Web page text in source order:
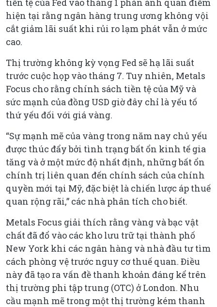
hiện tại rằng ngân hàng trung ương không vội
cắt giảm lãi suất khi rủi ro lạm phát vẫn ở mức
cao.
Thị trường không kỳ vọng Fed sẽ hạ lãi suất
trước cuộc họp vào tháng 7. Tuy nhiên, Metals
Focus cho rằng chính sách tiền tệ của Mỹ và
sức mạnh của đồng USD giờ đây chỉ là yếu tố
thứ yếu đối với giá vàng.
“Sự mạnh mẽ của vàng trong năm nay chủ yếu
được thúc đẩy bởi tình trạng bất ổn kinh tế gia
tăng và ở một mức độ nhất định, những bất ổn
chính trị liên quan đến chính sách của chính
quyền mới tại Mỹ, đặc biệt là chiến lược áp thuế
quan rộng rãi,” các nhà phân tích cho biết.
Metals Focus giải thích rằng vàng và bạc vật
chất đã đổ vào các kho lưu trữ tại thành phố
New York khi các ngân hàng và nhà đầu tư tìm
cách phòng vệ trước nguy cơ thuế quan. Điều
này đã tạo ra vấn đề thanh khoản đáng kể trên
thị trường phi tập trung (OTC) ở London. Nhu
cầu mạnh mẽ trong một thị trường kém thanh